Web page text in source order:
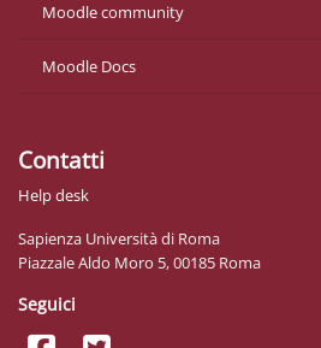
Moodle community
Moodle Docs
Contatti
Help desk
Sapienza Università di Roma
Piazzale Aldo Moro 5, 00185 Roma
Seguici